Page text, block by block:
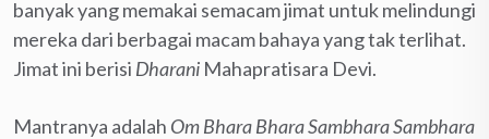
banyak yang memakai semacam jimat untuk melindungi
mereka dari berbagai macam bahaya yang tak terlihat.
Jimat ini berisi Dharani Mahapratisara Devi.
Mantranya adalah Om Bhara Bhara Sambhara Sambhara